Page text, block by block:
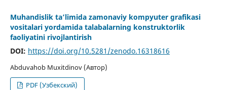
Muhandislik ta’limida zamonaviy kompyuter grafikasi
vositalari yordamida talabalarning konstruktorlik
faoliyatini rivojlantirish
DOI: https://doi.org/10.5281/zenodo.16318616
Abduvahob Muxitdinov (Автор)
PDF (Узбекский)